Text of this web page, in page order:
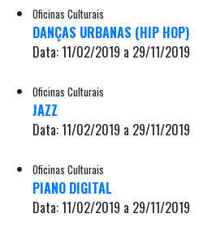
Oficinas Culturais
DANÇAS URBANAS (HIP HOP)
Data: 11/02/2019 a 29/11/2019
Oficinas Culturais
JAZZ
Data: 11/02/2019 a 29/11/2019
Oficinas Culturais
PIANO DIGITAL
Data: 11/02/2019 a 29/11/2019